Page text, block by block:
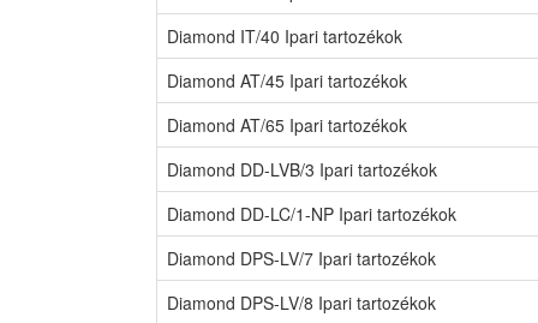
Diamond IT/40 Ipari tartozékok
Diamond AT/45 Ipari tartozékok
Diamond AT/65 Ipari tartozékok
Diamond DD-LVB/3 Ipari tartozékok
Diamond DD-LC/1-NP Ipari tartozékok
Diamond DPS-LV/7 Ipari tartozékok
Diamond DPS-LV/8 Ipari tartozékok